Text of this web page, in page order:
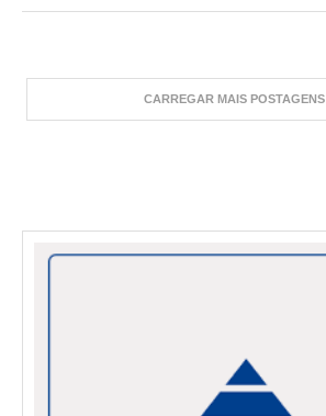
CARREGAR MAIS POSTAGENS